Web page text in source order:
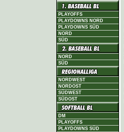
PLAYOFFS
PLAYDOWNS NORD
PLAYDOWNS SÜD
NORD
SÜD
NORD
SÜD
NORDWEST
NORDOST
SÜDWEST
SÜDOST
DM
PLAYOFFS
PLAYDOWNS SÜD